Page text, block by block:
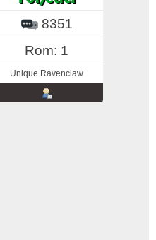
8351
Rom: 1
Unique Ravenclaw